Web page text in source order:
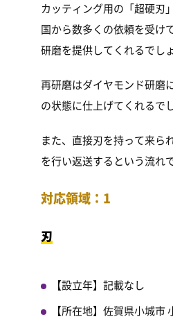
カッティング用の「超硬刃
国から数多くの依頼を受け
研磨を提供してくれるでしょ
再研磨はダイヤモンド研磨
の状態に仕上げてくれるで
また、直接刃を持って来ら
を行い返送するという流れ
対応領域：1
刃
【設立年】記載なし
【所在地】佐賀県小城市